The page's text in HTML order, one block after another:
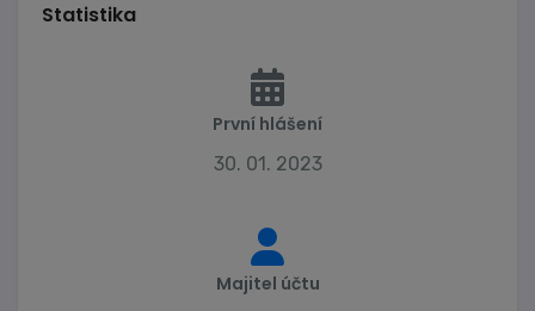
Statistika
První hlášení
30. 01. 2023
Majitel účtu